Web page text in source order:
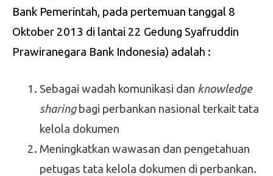
Bank Pemerintah, pada pertemuan tanggal 8
Oktober 2013 di lantai 22 Gedung Syafruddin
Prawiranegara Bank Indonesia) adalah :
Sebagai wadah komunikasi dan knowledge
sharingbagi perbankan nasional terkait tata
kelola dokumen
Meningkatkan wawasan dan pengetahuan
petugas tata kelola dokumen di perbankan.